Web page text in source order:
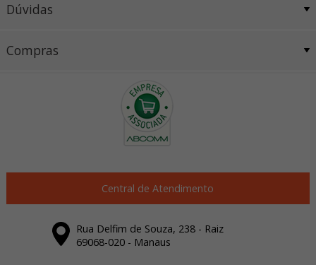
Dúvidas
Compras
Central de Atendimento
Rua Delfim de Souza, 238 - Raiz
69068-020 - Manaus